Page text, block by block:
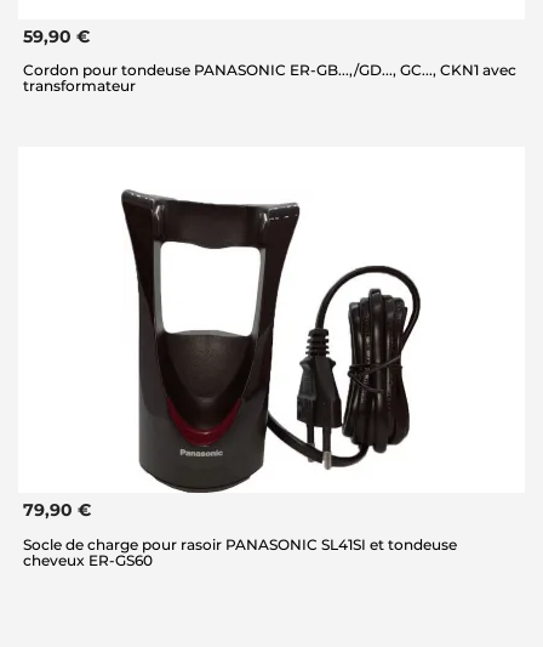
59,90 €
Cordon pour tondeuse PANASONIC ER-GB...,/GD..., GC..., CKN1 avec
transformateur
79,90 €
Socle de charge pour rasoir PANASONIC SL41SI et tondeuse
cheveux ER-GS60